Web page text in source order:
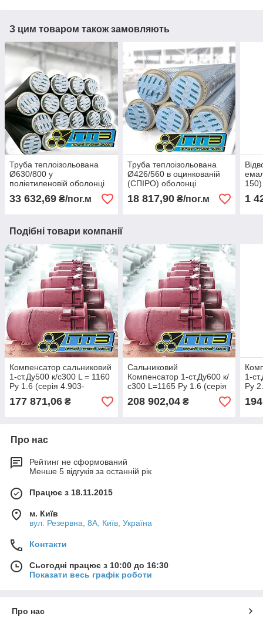
З цим товаром також замовляють
Труба теплоізольована
Ø630/800 у
поліетиленовій оболонці
33 632,69 ₴/пог.м
Труба теплоізольована
Ø426/560 в оцинкованій
(СПІРО) оболонці
18 817,90₴/пог.м
150)
1
Подібні товари компанії
Компенсатор сальниковий
1-ст.Ду500 к/с300 L = 1160
Py 1.6 (серія 4.903-
177 871,06 ₴
Сальниковий
Компенсатор 1-ст.Ду600 к/
с300 L=1165 Py 1.6 (серія
208 902,04₴
1-
Py
Про нас
Рейтинг не сформований
Менше 5 відгуків за останній рік
Працює з 18.11.2015
м. Київ
вул. Резервна, 8А, Київ, Україна
Контакти
Сьогодні працює з 10:00 до 16:30
Показати весь графік роботи
Про нас